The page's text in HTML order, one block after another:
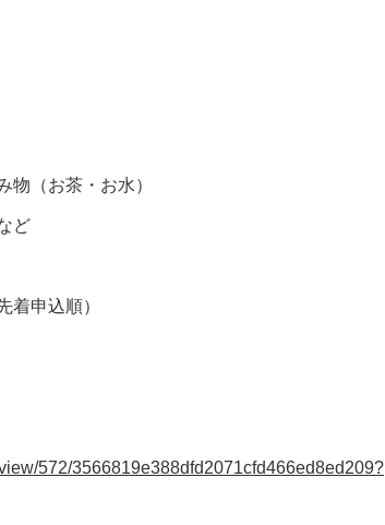
（お茶・お水）
ど
申込順）
572/3566819e388dfd2071cfd466ed8ed209?